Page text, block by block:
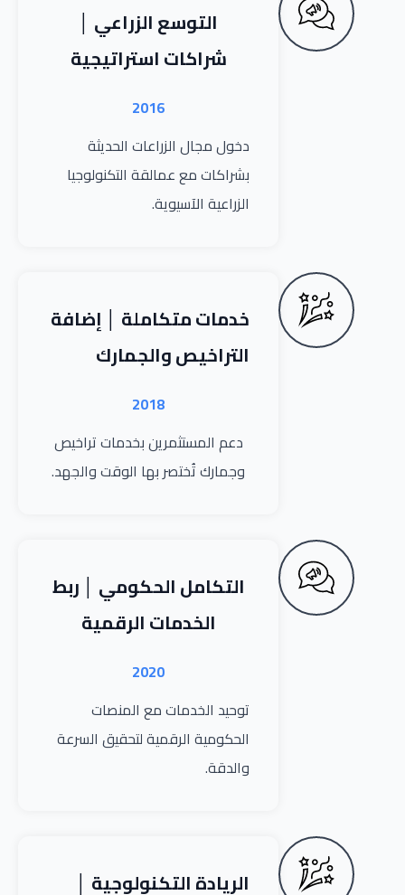
التوسع الزراعي │
شراكات استراتيجية
2016
دخول مجال الزراعات الحديثة
بشراكات مع عمالقة التكنولوجيا
الزراعية الآسيوية.
خدمات متكاملة │ إضافة
التراخيص والجمارك
2018
دعم المستثمرين بخدمات تراخيص
وجمارك تُختصر بها الوقت والجهد.
التكامل الحكومي │ ربط
الخدمات الرقمية
2020
توحيد الخدمات مع المنصات
الحكومية الرقمية لتحقيق السرعة
والدقة.
الريادة التكنولوجية │